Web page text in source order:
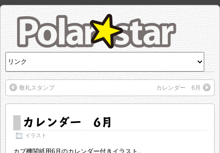
敬礼スタンプ カレンダー 6月
カレンダー 6月
イラスト
カブ機関紙用6月のカレンダー付きイラスト。